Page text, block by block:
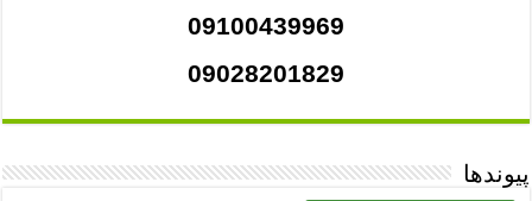
09100439969
09028201829
پیوندها